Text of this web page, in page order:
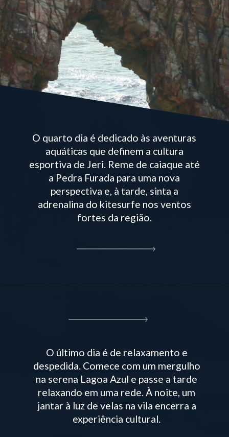
O quarto dia é dedicado às aventuras
aquáticas que definem a cultura
esportiva de Jeri. Reme de caiaque até
a Pedra Furada para uma nova
perspectiva e, à tarde, sinta a
adrenalina do kitesurfe nos ventos
fortes da região.
O último dia é de relaxamento e
despedida. Comece com um mergulho
na serena Lagoa Azul e passe a tarde
relaxando em uma rede. À noite, um
jantar à luz de velas na vila encerra a
experiência cultural.